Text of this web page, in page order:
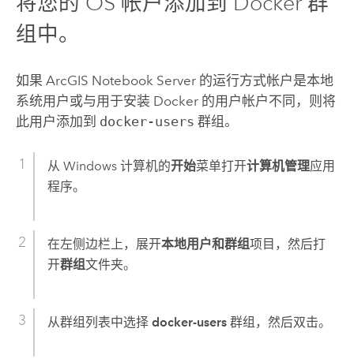
组中。
如果 ArcGIS Notebook Server的运行方式帐户是本地
系统用户或与用于安装 Docker的用户帐户不同，则将
此用户添加到 docker-users 群组。
从 Windows计算机的开始菜单打开计算机管理应用
程序。
在左侧边栏上，展开本地用户和群组项目，然后打
开群组文件夹。
从群组列表中选择 docker-users群组，然后双击。